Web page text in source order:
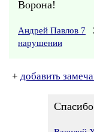
Ворона!
Андрей Павлов 7
нарушении
+ добавить